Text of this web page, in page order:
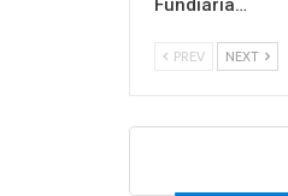
PREV NEXT